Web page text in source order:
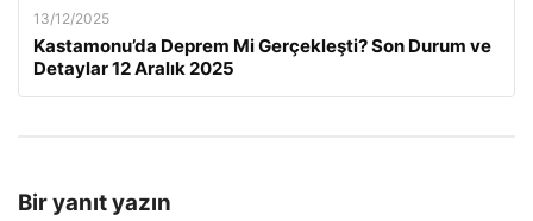
13/12/2025
Kastamonu’da Deprem Mi Gerçekleşti? Son Durum ve
Detaylar 12 Aralık 2025
Bir yanıt yazın